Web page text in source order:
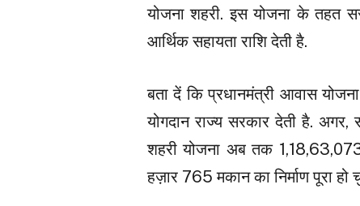
योजना शहरी. इस योजना के तहत
आर्थिक सहायता राशि देती है.
बता दें कि प्रधानमंत्री आवास
योगदान राज्य सरकार देती है.
शहरी योजना अब तक
हज़ार 765 मकान का निर्माण पूरा हो